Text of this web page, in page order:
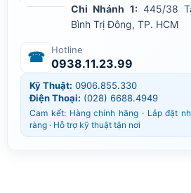
Chi Nhánh 1:445/38
Bình Trị Đông, TP. HCM
☎ Hotline
0938.11.23.99
Kỹ Thuật: 0906.855.330
Điện Thoại: (028) 6688.4949
Cam kết: Hàng chính hãng · Lắp đặt
ràng · Hỗ trợ kỹ thuật tận nơi